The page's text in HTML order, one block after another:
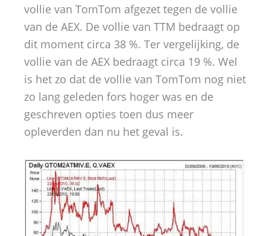
vollie van TomTom afgezet tegen de vollie
van de AEX. De vollie van TTM bedraagt op
dit moment circa 38 %. Ter vergelijking, de
vollie van de AEX bedraagt circa 19 %. Wel
is het zo dat de vollie van TomTom nog niet
zo lang geleden fors hoger was en de
geschreven opties toen dus meer
opleverden dan nu het geval is.